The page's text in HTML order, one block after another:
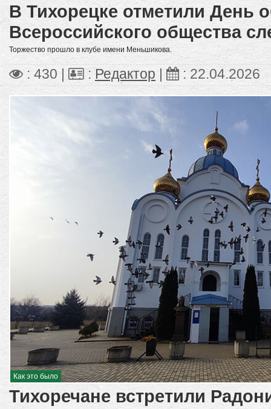
В Тихорецке отметили День
Всероссийского общества
Торжество прошло в клубе имени Меньшикова.
: 430 | : Редактор : 22.04.2026
Как это было
Тихоречане встретили